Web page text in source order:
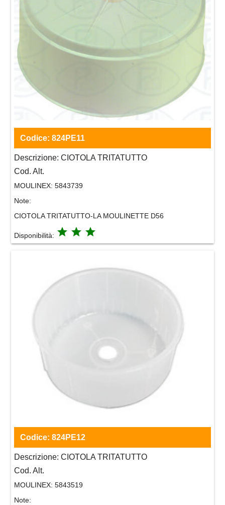
Codice: 824PE11
Descrizione: CIOTOLA TRITATUTTO
Cod. Alt.
MOULINEX: 5843739
Note:
CIOTOLA TRITATUTTO-LA MOULINETTE D56
Disponibilità: grade grade grade
Codice: 824PE12
Descrizione: CIOTOLA TRITATUTTO
Cod. Alt.
MOULINEX: 5843519
Note: